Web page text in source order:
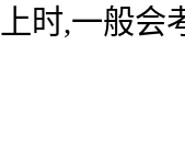
上时,一般会